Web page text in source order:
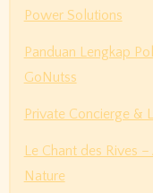
Power Solutions
Panduan Lengkap
GoNutss
Private Concierge &
Le Chant des Rives
Nature